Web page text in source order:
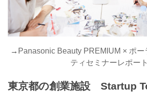
→ Panasonic Beauty PREMIUM × ポー
ティセミナーレポート
東京都の創業施設 Startup